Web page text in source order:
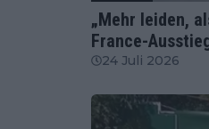
„Mehr leiden,
France-
24 Juli 2026